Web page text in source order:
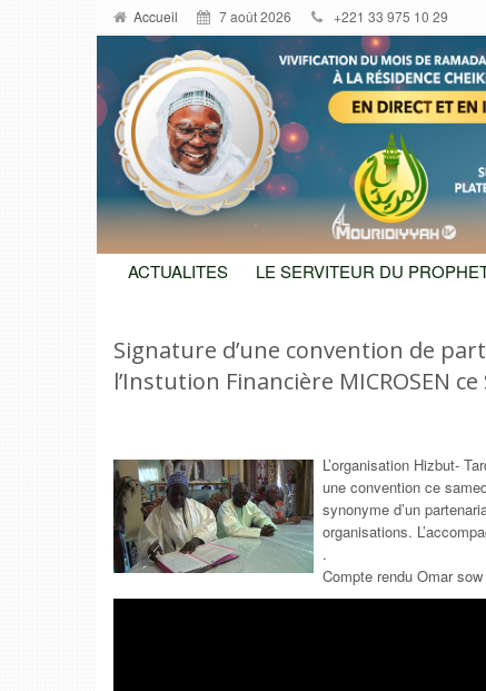
Accueil 7 août 2026 +221 33 975 10 29
ACTUALITES LE SERVITEUR DU
Signature d’une convention de
l’Instution Financière MICROSEN
L’organisation Hizbut-
une convention ce
synonyme d’un
organisations.
.
Compte rendu Omar